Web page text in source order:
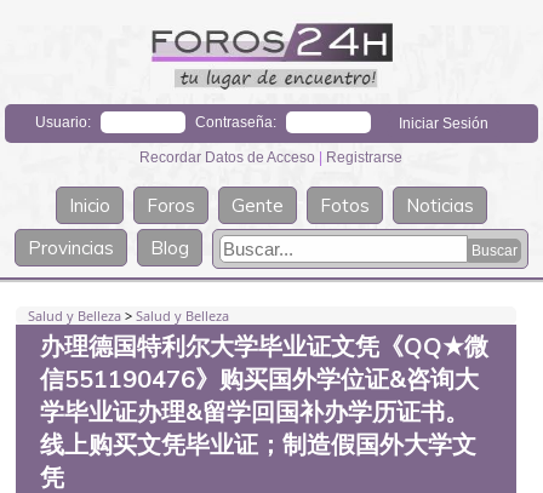
Usuario: Contraseña:
Recordar Datos de Acceso | Registrarse
Inicio Foros Gente Fotos
Noticias
Provincias
Blog
Salud y Belleza >Salud y Belleza
办理德国特利尔大学毕业证文凭《QQ★微
信551190476》购买国外学位证&咨询大
学毕业证办理&留学回国补办学历证书。
线上购买文凭毕业证；制造假国外大学文
凭